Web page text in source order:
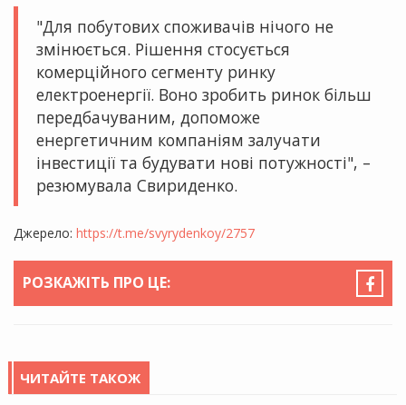
"Для побутових споживачів нічого не
змінюється. Рішення стосується
комерційного сегменту ринку
електроенергії. Воно зробить ринок більш
передбачуваним, допоможе
енергетичним компаніям залучати
інвестиції та будувати нові потужності", –
резюмувала Свириденко.
Джерело: https://t.me/svyrydenkoy/2757
РОЗКАЖІТЬ ПРО ЦЕ:
ЧИТАЙТЕ ТАКОЖ